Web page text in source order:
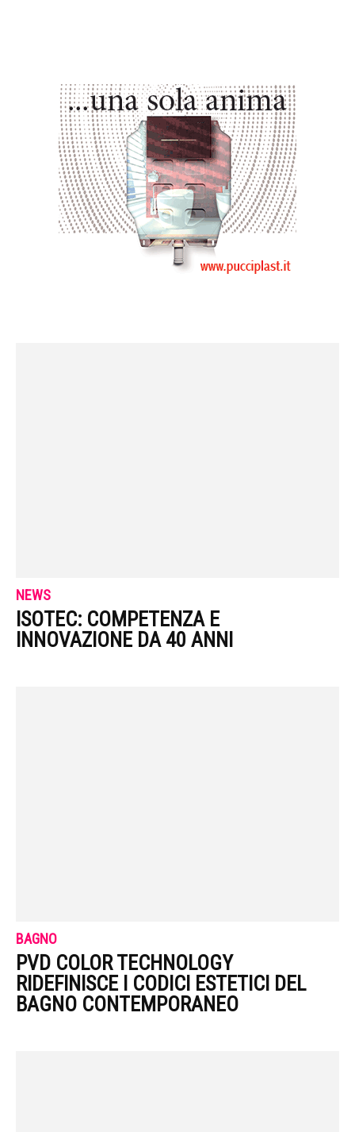
NEWS
ISOTEC: COMPETENZA E
INNOVAZIONE DA 40 ANNI
BAGNO
PVD COLOR TECHNOLOGY
RIDEFINISCE I CODICI ESTETICI DEL
BAGNO CONTEMPORANEO